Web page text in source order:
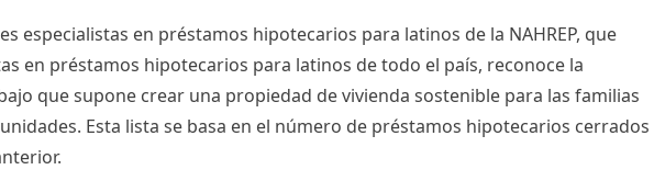
especialistas en préstamos hipotecarios para latinos de la NAHREP, que
en préstamos hipotecarios para latinos de todo el país, reconoce la
que supone crear una propiedad de vivienda sostenible para las familias
Esta lista se basa en el número de préstamos hipotecarios cerrados